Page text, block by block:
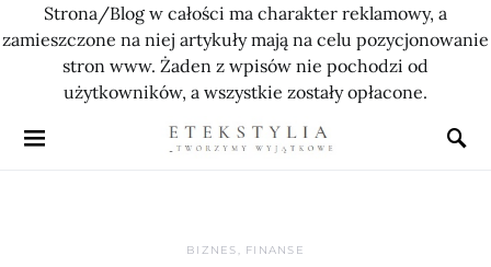
Strona/Blog w całości ma charakter reklamowy, a
zamieszczone na niej artykuły mają na celu pozycjonowanie
stron www. Żaden z wpisów nie pochodzi od
użytkowników, a wszystkie zostały opłacone.
BIZNES, FINANSE